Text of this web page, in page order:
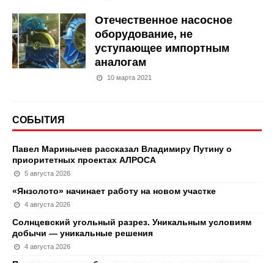
Отечественное насосное
оборудование, не
уступающее импортным
аналогам
10 марта 2021
СОБЫТИЯ
Павел Маринычев рассказал Владимиру Путину о
приоритетных проектах АЛРОСА
5 августа 2026
«Янзолото» начинает работу на новом участке
4 августа 2026
Солнцевский угольный разрез. Уникальным условиям
добычи — уникальные решения
4 августа 2026